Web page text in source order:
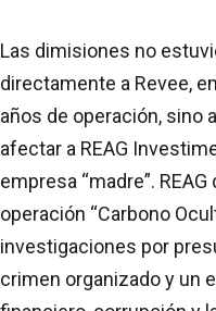
Las dimisiones no
directamente a Revee,
años de operación, sino
afectar a REAG
empresa “madre”.
operación “Carbono
investigaciones por
crimen organizado y un